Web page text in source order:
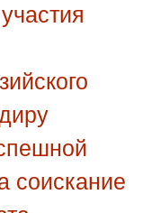
соискание